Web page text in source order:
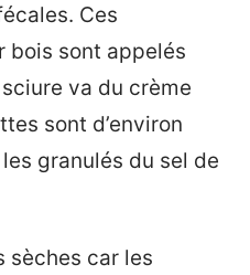
Ces
bois sont appelés
va du crème
sont d’environ
granulés du sel de
sèches car les